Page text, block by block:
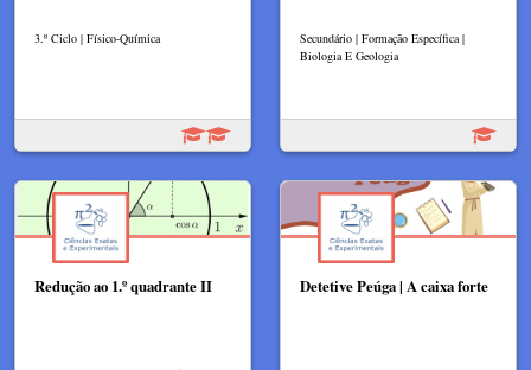
3.º Ciclo | Físico-Química
Secundário | Formação Específica |
Biologia E Geologia
Redução ao 1.º quadrante II Detetive Peúga | A caixa forte